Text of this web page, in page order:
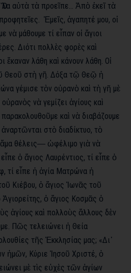
αὐτὰ τὰ προεῖπε… Ἀπὸ ἐκεῖ τὰ
Ἐμεῖς, ἀγαπητέ μου, οἱ
νὰ μάθουμε τί εἶπαν οἱ ἅγιοι
Διότι πολλὲς φορὲς καὶ
ἔκαναν λάθη καὶ κάνουν λάθη. Οἱ
Θεοῦ στὴ γῆ. Δόξα τῷ Θεῷ ἡ
γέμισε τὸν οὐρανὸ καὶ τὴ γῆ μὲ
νὰ γεμίζει ἁγίους καὶ
παρακολουθοῦμε καὶ νὰ διαβάζουμε
στὸ διαδίκτυο, τὸ
θέλεις― ὠφέλιμο γιὰ νὰ
ὁ ἅγιος Λαυρέντιος, τί εἶπε ὁ
τί εἶπε ἡ ἁγία Ματρώνα ἡ
Κιέβου, ὁ ἅγιος Ἰωνᾶς τοῦ
ὁ ἅγιος Κοσμᾶς ὁ
ἁγίους καὶ πολλοὺς ἄλλους δὲν
Πῶς τελειώνει ἡ Θεία
τῆς Ἐκκλησίας μας; «Δι᾿
ἡμῶν, Κύριε Ἰησοῦ Χριστέ, ὁ
μὲ τὶς εὐχὲς τῶν ἁγίων